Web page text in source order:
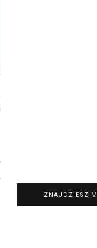
ZNAJDZIESZ